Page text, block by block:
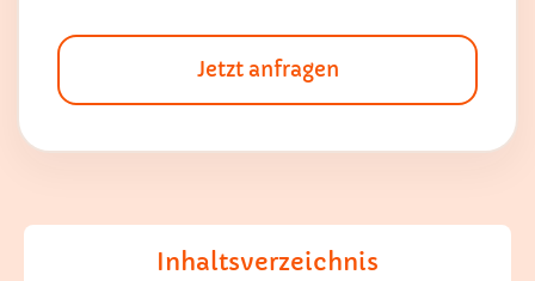
Jetzt anfragen
Inhaltsverzeichnis